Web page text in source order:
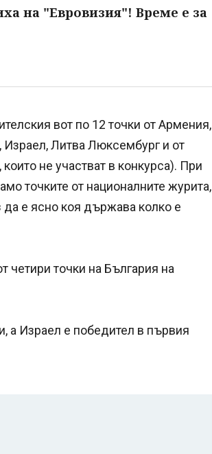
на "Евровизия"! Време е за
вот по 12 точки от Армения,
Израел, Литва Люксембург и от
които не участват в конкурса). При
точките от националните журита,
да е ясно коя държава колко е
четири точки на България на
а Израел е победител в първия